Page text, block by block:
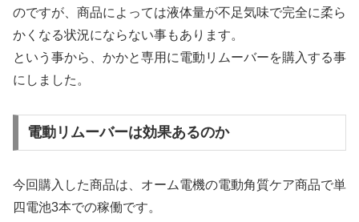
のですが、商品によっては液体量が不足気味で完全に柔ら
かくなる状況にならない事もあります。
という事から、かかと専用に電動リムーバーを購入する事
にしました。
電動リムーバーは効果あるのか
今回購入した商品は、オーム電機の電動角質ケア商品で単
四電池3本での稼働です。